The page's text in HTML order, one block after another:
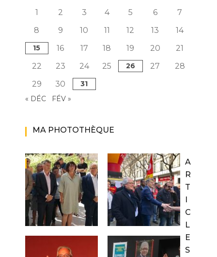
1
2 3 4 5 6
7
8
9 10 11 12 13 14
15 16 17 18 19 20
21
22
23 24 25 26 27
28
29
30
31
« DÉC
FÉV »
MA PHOTOTHÈQUE
A
R
T
C
L
E
S